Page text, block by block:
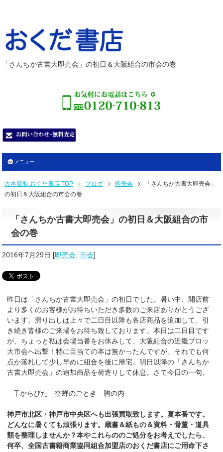
「さんちか古書大即売会」の初日＆大阪組合の市会の巻
メニュー
古本買取 おくだ書店 TOP ブログ 即売会
「さんちか古書大即売会」
の初日＆大阪組合の市会の巻
「さんちか古書大即売会」の初日＆大阪組合の市
会の巻
2016年7月29日 [即売会 ,市会]
昨日は「さんちか古書大即売会」の初日でした。暑い中、開店前
より多くのお客様がお待ちいただき多数のご来店ありがとうござ
います。滑り出しは上々で二日目以降も各店商品を追加して、引
き続き皆様のご来場をお待ち致しております。本日は二日目です
が、ちょっと私は会場当番をお休みして、大阪組合の近畿ブロッ
大市会へ出撃！特に目当ての本は無かったんですが、それでも何
点か落札して少し早めに組合を後に帰宅。明日以降の「さんちか
古書大即売会」の追加商品を荷造りして休息。さて今日の一句。
干からびた 空蝉のごとき 胸の内
神戸市北区・神戸市中央区へも出張買取致します。夏本番です。
どんなに暑くても頑張ります。蔵書＆紙もの＆資料・骨董・道具
類を整理しませんか？本やこれらののご処分をお考えでしたら、
何卒、全国古書籍商業協同組合加盟店のおくだ書店にご用命下さ